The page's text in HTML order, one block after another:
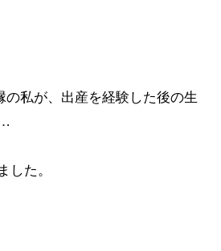
の私が、出産を経験した後の生
た。